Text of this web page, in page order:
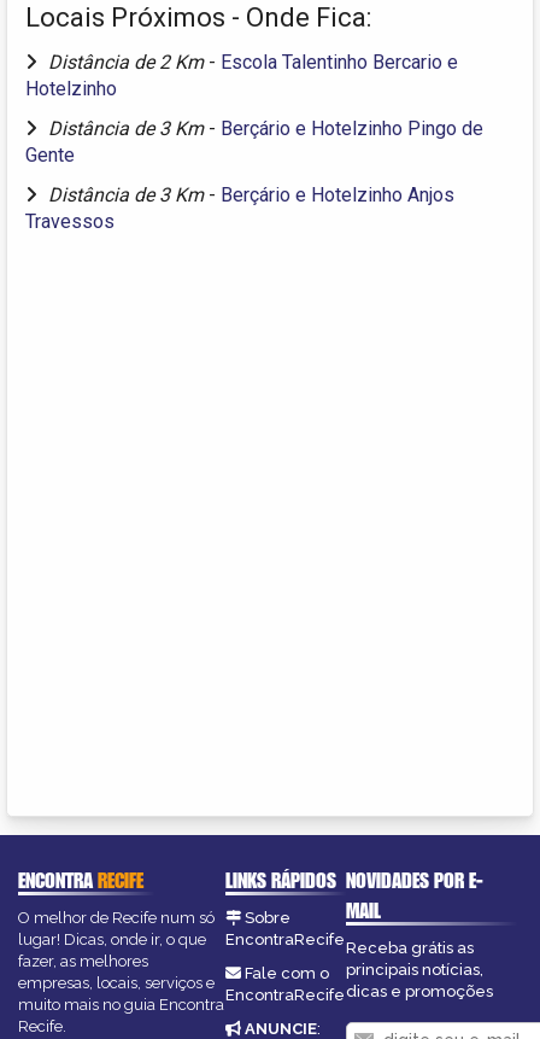
Locais Próximos - Onde Fica:
Distância de 2 Km - Escola Talentinho Bercario e
Hotelzinho
Distância de 3 Km - Berçário e Hotelzinho Pingo de
Gente
Distância de 3 Km - Berçário e Hotelzinho Anjos
Travessos
ENCONTRARECIFE
O melhor de Recife num só
lugar! Dicas, onde ir, o que
fazer, as melhores
empresas, locais, serviços e
muito mais no guia Encontra
Recife.
LINKS RÁPIDOS
Sobre
EncontraRecife
Fale com o
EncontraRecife
ANUNCIE:
NOVIDADES POR E-
MAIL
Receba grátis as
principais notícias,
dicas e promoções